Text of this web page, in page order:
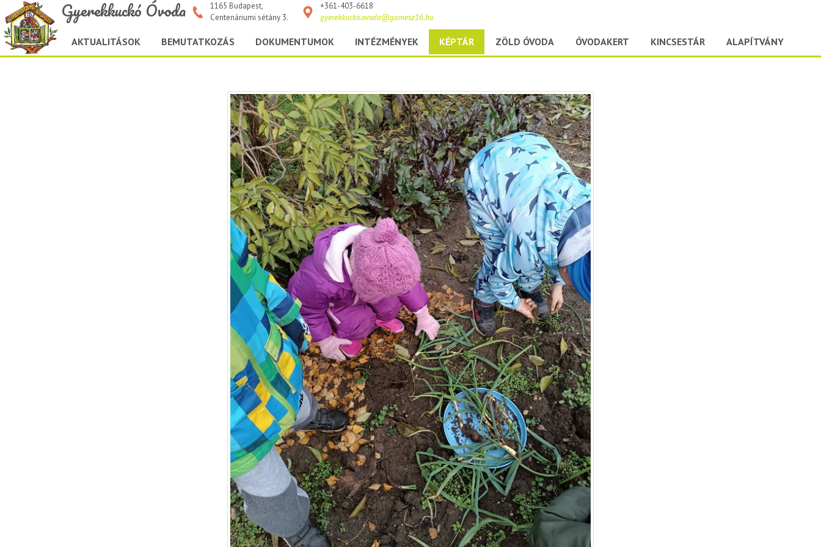
Gyerekkuckó Óvoda
1165 Budapest,
Centenáriumi sétány 3.
+361-403-6618
gyerekkucko.ovoda@gamesz16.hu
AKTUALITÁSOK BEMUTATKOZÁS DOKUMENTUMOK INTÉZMÉNYEK KÉPTÁR ZÖLD ÓVODA ÓVODAKERT KINCSESTÁR ALAPÍTVÁNY